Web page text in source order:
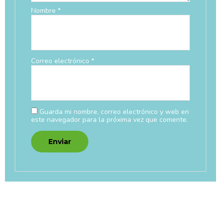
Nombre *
Correo electrónico *
Guarda mi nombre, correo electrónico y web en
este navegador para la próxima vez que comente.